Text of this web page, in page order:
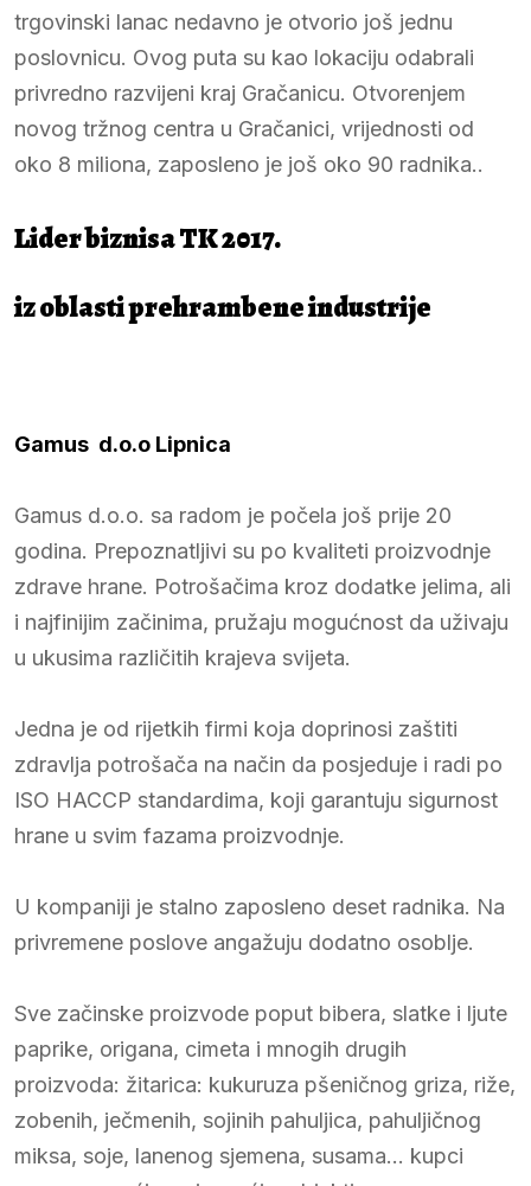
trgovinski lanac nedavno je otvorio još jednu
poslovnicu. Ovog puta su kao lokaciju odabrali
privredno razvijeni kraj Gračanicu. Otvorenjem
novog tržnog centra u Gračanici, vrijednosti od
oko 8 miliona, zaposleno je još oko 90 radnika..
Lider biznisa TK 2017.
iz oblasti prehrambene industrije
Gamus d.o.o Lipnica
Gamus d.o.o. sa radom je počela još prije 20
godina. Prepoznatljivi su po kvaliteti proizvodnje
zdrave hrane. Potrošačima kroz dodatke jelima, ali
i najfinijim začinima, pružaju mogućnost da uživaju
u ukusima različitih krajeva svijeta.
Jedna je od rijetkih firmi koja doprinosi zaštiti
zdravlja potrošača na način da posjeduje i radi po
ISO HACCP standardima, koji garantuju sigurnost
hrane u svim fazama proizvodnje.
U kompaniji je stalno zaposleno deset radnika. Na
privremene poslove angažuju dodatno osoblje.
Sve začinske proizvode poput bibera, slatke i ljute
paprike, origana, cimeta i mnogih drugih
proizvoda: žitarica: kukuruza pšeničnog griza, riže,
zobenih, ječmenih, sojinih pahuljica, pahuljičnog
miksa, soje, lanenog sjemena, susama… kupci